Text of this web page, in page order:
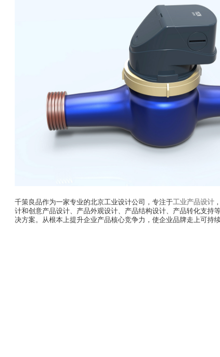
千策良品作为一家专业的北京工业设计公司，专注于工业产品设计
计和创意产品设计、产品外观设计、产品结构设计、产品转化支持
决方案。从根本上提升企业产品核心竞争力，使企业品牌走上可持